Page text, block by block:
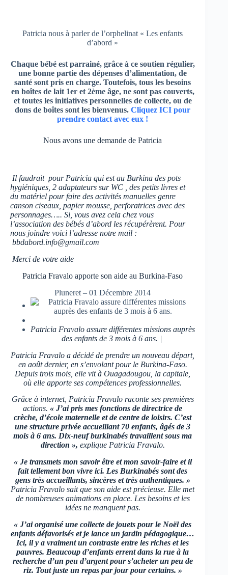
Patricia nous à parler de l’orphelinat « Les enfants
d’abord »
Chaque bébé est parrainé, grâce à ce soutien régulier,
une bonne partie des dépenses d’alimentation, de
santé sont pris en charge. Toutefois, tous les besoins
en boîtes de lait 1er et 2ème âge, ne sont pas couverts,
et toutes les initiatives personnelles de collecte, ou de
dons de boîtes sont les bienvenus.Cliquez ICI pour
prendre contact avec eux !
Nous avons une demande de Patricia
Il faudrait pour Patricia qui est au Burkina des pots
hygiéniques, 2 adaptateurs sur WC , des petits livres et
du matériel pour faire des activités manuelles genre
canson ciseaux, papier mousse, perforatrices avec des
personnages….. Si, vous avez cela chez vous
l’association des bébés d’abord les récupérèrent. Pour
nous joindre voici l’adresse notre mail :
bbdabord.info@gmail.com
Merci de votre aide
Patricia Fravalo apporte son aide au Burkina-Faso
Pluneret–01 Décembre 2014
Patricia Fravalo assure différentes missions auprès
des enfants de 3 mois à 6 ans. |
Patricia Fravalo a décidé de prendre un nouveau départ,
en août dernier, en s’envolant pour le Burkina-Faso.
Depuis trois mois, elle vit à Ouagadougou, la capitale,
où elle apporte ses compétences professionnelles.
Grâce à internet, Patricia Fravalo raconte ses premières
actions.« J’ai pris mes fonctions de directrice de
crèche, d’école maternelle et de centre de loisirs. C’est
une structure privée accueillant 70 enfants, âgés de 3
mois à 6 ans. Dix-neuf burkinabés travaillent sous ma
direction », explique Patricia Fravalo.
« Je transmets mon savoir être et mon savoir-faire et il
fait tellement bon vivre ici. Les Burkinabés sont des
gens très accueillants, sincères et très authentiques. »
Patricia Fravalo sait que son aide est précieuse. Elle met
de nombreuses animations en place. Les besoins et les
idées ne manquent pas.
« J’ai organisé une collecte de jouets pour le Noël des
enfants défavorisés et je lance un jardin pédagogique…
Ici, il y a vraiment un contraste entre les riches et les
pauvres. Beaucoup d’enfants errent dans la rue à la
recherche d’un peu d’argent pour s’acheter un peu de
riz. Tout juste un repas par jour pour certains. »